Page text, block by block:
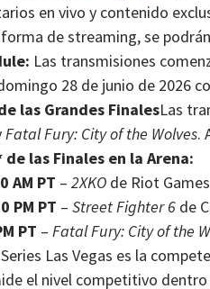
en vivo y contenido
de streaming, se
Las transmisiones
28 de junio de 2026
las Grandes FinalesLas
Fatal Fury: City of the Wolves.
de las Finales en la Arena:
AM PT – 2XKO de Riot
PM PT – Street Fighter 6 de
PT – Fatal Fury: City of the
Las Vegas es la
el nivel competitivo